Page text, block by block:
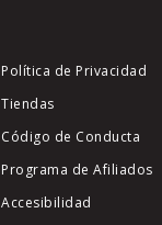
Política de Privacidad
Tiendas
Código de Conducta
Programa de Afiliados
Accesibilidad